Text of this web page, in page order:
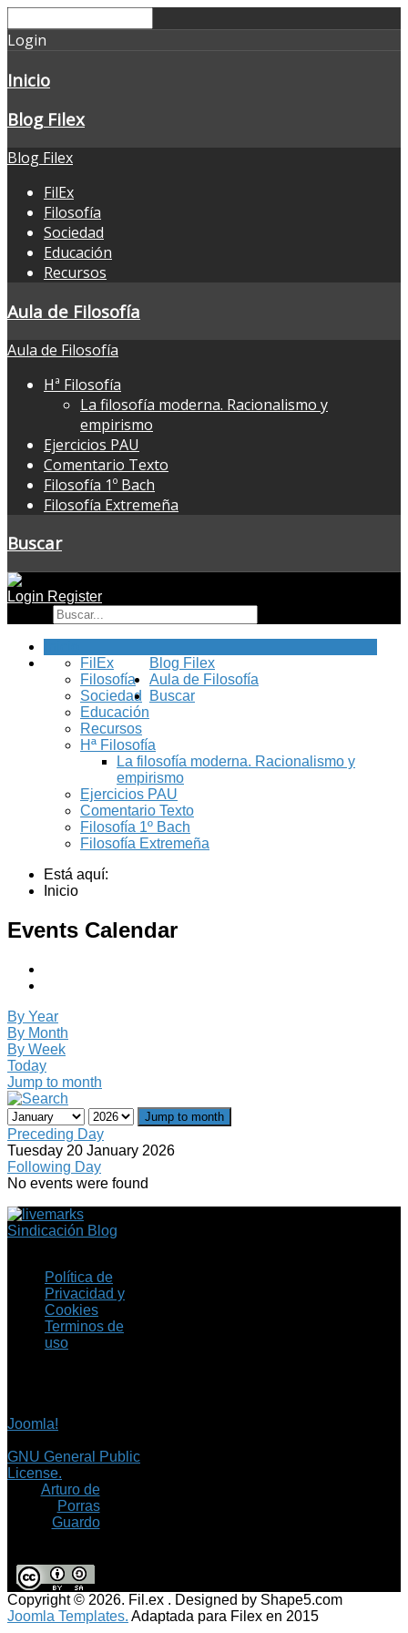
Login
Inicio
Blog Filex
Blog Filex
FilEx
Filosofía
Sociedad
Educación
Recursos
Aula de Filosofía
Aula de Filosofía
Hª Filosofía
La filosofía moderna. Racionalismo y
empirismo
Ejercicios PAU
Comentario Texto
Filosofía 1º Bach
Filosofía Extremeña
Buscar
Login Register
Blog Filex
FilEx
Filosofía
Sociedad
Educación
Recursos
Aula de Filosofía
Hª Filosofía
La filosofía moderna. Racionalismo y
empirismo
Ejercicios PAU
Comentario Texto
Filosofía 1º Bach
Filosofía Extremeña
Buscar
Está aquí:
Inicio
Events Calendar
By Year
By Month
By Week
Today
Jump to month
Jump to month
Preceding Day
Tuesday 20 January 2026
Following Day
No events were found
Sindicación Blog
Política de
Privacidad y
Cookies
Terminos de
uso
Joomla!
GNU General Public
License.
Arturo de
Porras
Guardo
Copyright © 2026. Fil.ex . Designed by Shape5.com
Joomla Templates. Adaptada para Filex en 2015